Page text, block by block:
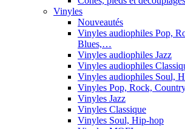
Vinyles
Nouveautés
Vinyles audiophiles Pop,
Blues,…
Vinyles audiophiles Jazz
Vinyles audiophiles
Vinyles audiophiles Soul,
Vinyles Pop, Rock,
Vinyles Jazz
Vinyles Classique
Vinyles Soul, Hip-hop